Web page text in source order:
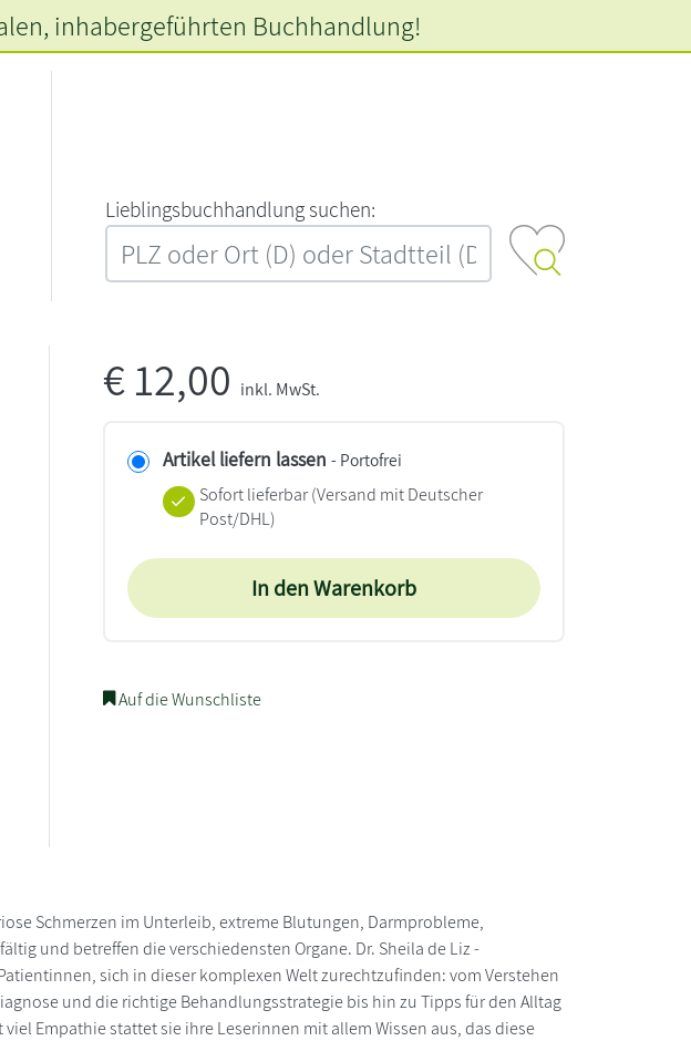
L‍i‍e‍b‍l‍i‍n‍g‍s‍b‍u‍c‍h‍h‍a‍n‍d‍l‍u‍n‍g‍ ‍s‍u‍c‍h‍e‍n‍:‍
, inhabergeführten Buchhandlung!
€12,00 inkl. MwSt.
Artikel liefern lassen - Portofrei
Sofort lieferbar(Versand mit Deutscher
Post/DHL)
In den Warenkorb
Auf die Wunschliste
Schmerzen im Unterleib, extreme Blutungen, Darmprobleme,
und betreffen die verschiedensten Organe. Dr. Sheila de Liz -
sich in dieser komplexen Welt zurechtzufinden: vom Verstehen
und die richtige Behandlungsstrategie bis hin zu Tipps für den Alltag
Empathie stattet sie ihre Leserinnen mit allem Wissen aus, das diese